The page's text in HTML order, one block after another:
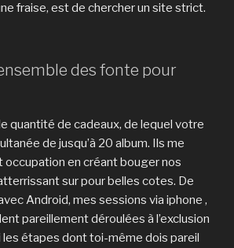
fraise, est de chercher un site strict.
des fonte pour
quantité de cadeaux, de lequel votre
de jusqu’à 20 album. Ils me
en créant bouger nos
sur pour belles cotes. De
Android, mes sessions via iphone ,
pareillement déroulées à l’exclusion
les étapes dont toi-même dois pareil